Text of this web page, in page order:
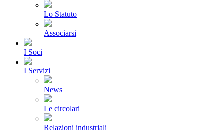
Lo Statuto
Associarsi
I Soci
I Servizi
News
Le circolari
Relazioni industriali